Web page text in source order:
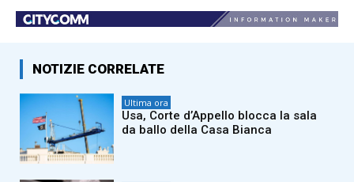
NOTIZIE CORRELATE
Ultima ora
Usa, Corte d’Appello blocca la sala
da ballo della Casa Bianca